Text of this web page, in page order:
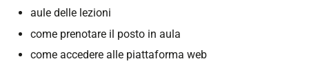
aule delle lezioni
come prenotare il posto in aula
come accedere alle piattaforma web